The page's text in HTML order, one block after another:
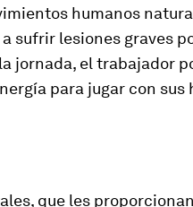
humanos
sufrir lesiones graves
jornada, el trabajador
para jugar con sus
que les proporcionan